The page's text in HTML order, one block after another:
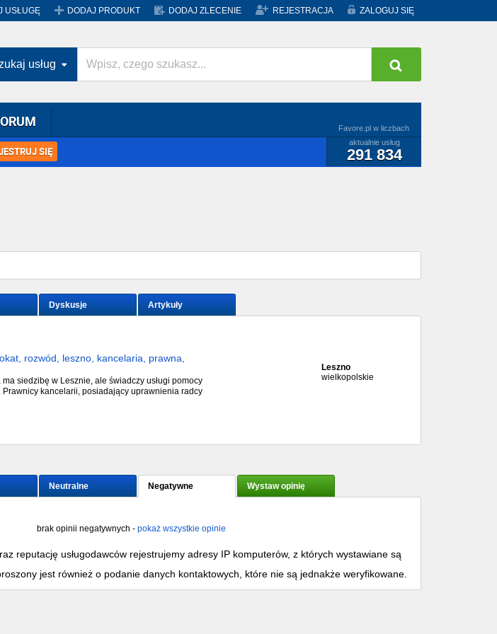
USŁUGĘ DODAJ PRODUKT DODAJ ZLECENIE REJESTRACJA ZALOGUJ SIĘ
SIĘ
Favore.pl w liczbach
aktualnie usług
291 834
usług
Dyskusje Artykuły
rozwód, leszno, kancelaria, prawna,
siedzibę w Lesznie, ale świadczy usługi pomocy
kancelarii, posiadający uprawnienia radcy
Leszno
wielkopolskie
Neutralne Negatywne Wystaw opinię
brak opinii negatywnych - pokaż wszystkie opinie
reputację usługodawców rejestrujemy adresy IP komputerów, z których wystawiane są
jest również o podanie danych kontaktowych, które nie są jednakże weryfikowane.